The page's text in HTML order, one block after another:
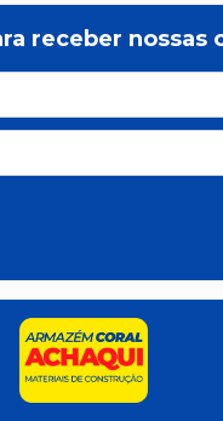
receber nossas